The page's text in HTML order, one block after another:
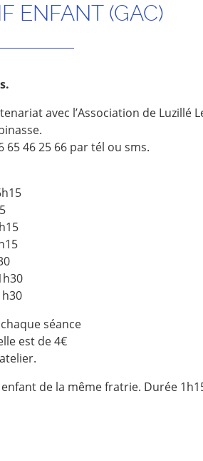
ENFANT (GAC)
avec l’Association de Luzillé
46 25 66 par tél ou sms.
séance
est de 4€
de la même fratrie. Durée